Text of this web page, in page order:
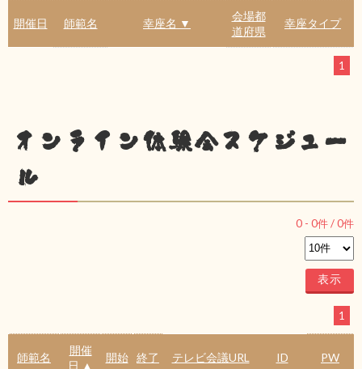
開催日 師範名 幸座名 ▼
会場都
道府県
幸座タイプ
1
オンライン体験会スケジュー
ル
0 - 0件 /0件
1
師範名
開催
日 ▲
開始 終了 テレビ会議URL ID PW